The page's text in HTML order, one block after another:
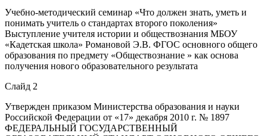
Учебно-методический семинар «Что должен знать, уметь и
понимать учитель о стандартах второго поколения»
Выступление учителя истории и обществознания МБОУ
«Кадетская школа» Романовой Э.В. ФГОС основного общего
образования по предмету «Обществознание » как основа
получения нового образовательного результата
Слайд 2
Утвержден приказом Министерства образования и науки
Российской Федерации от «17» декабря 2010 г. № 1897
ФЕДЕРАЛЬНЫЙ ГОСУДАРСТВЕННЫЙ